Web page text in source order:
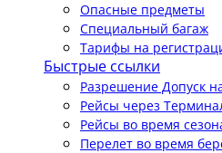
Опасные предметы
Специальный багаж
Тарифы на
Быстрые ссылки
Разрешение Допуск
Рейсы через
Рейсы во время
Перелет во время